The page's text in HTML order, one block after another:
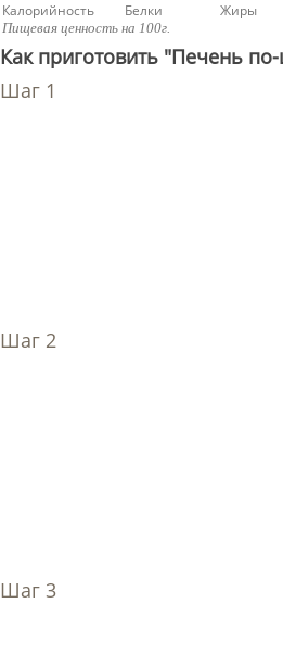
Калорийность Белки Жиры
Пищевая ценность на 100г.
Как приготовить "Печень